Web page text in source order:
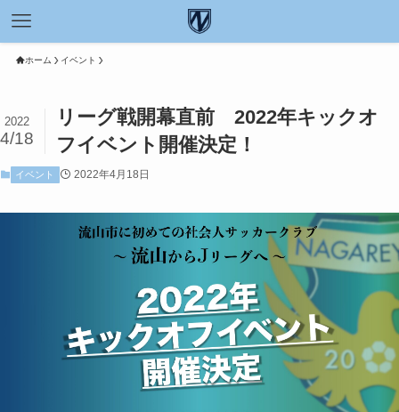
ホーム イベント
リーグ戦開幕直前 2022年キックオ
フイベント開催決定！
2022
4/18
イベント 2022年4月18日